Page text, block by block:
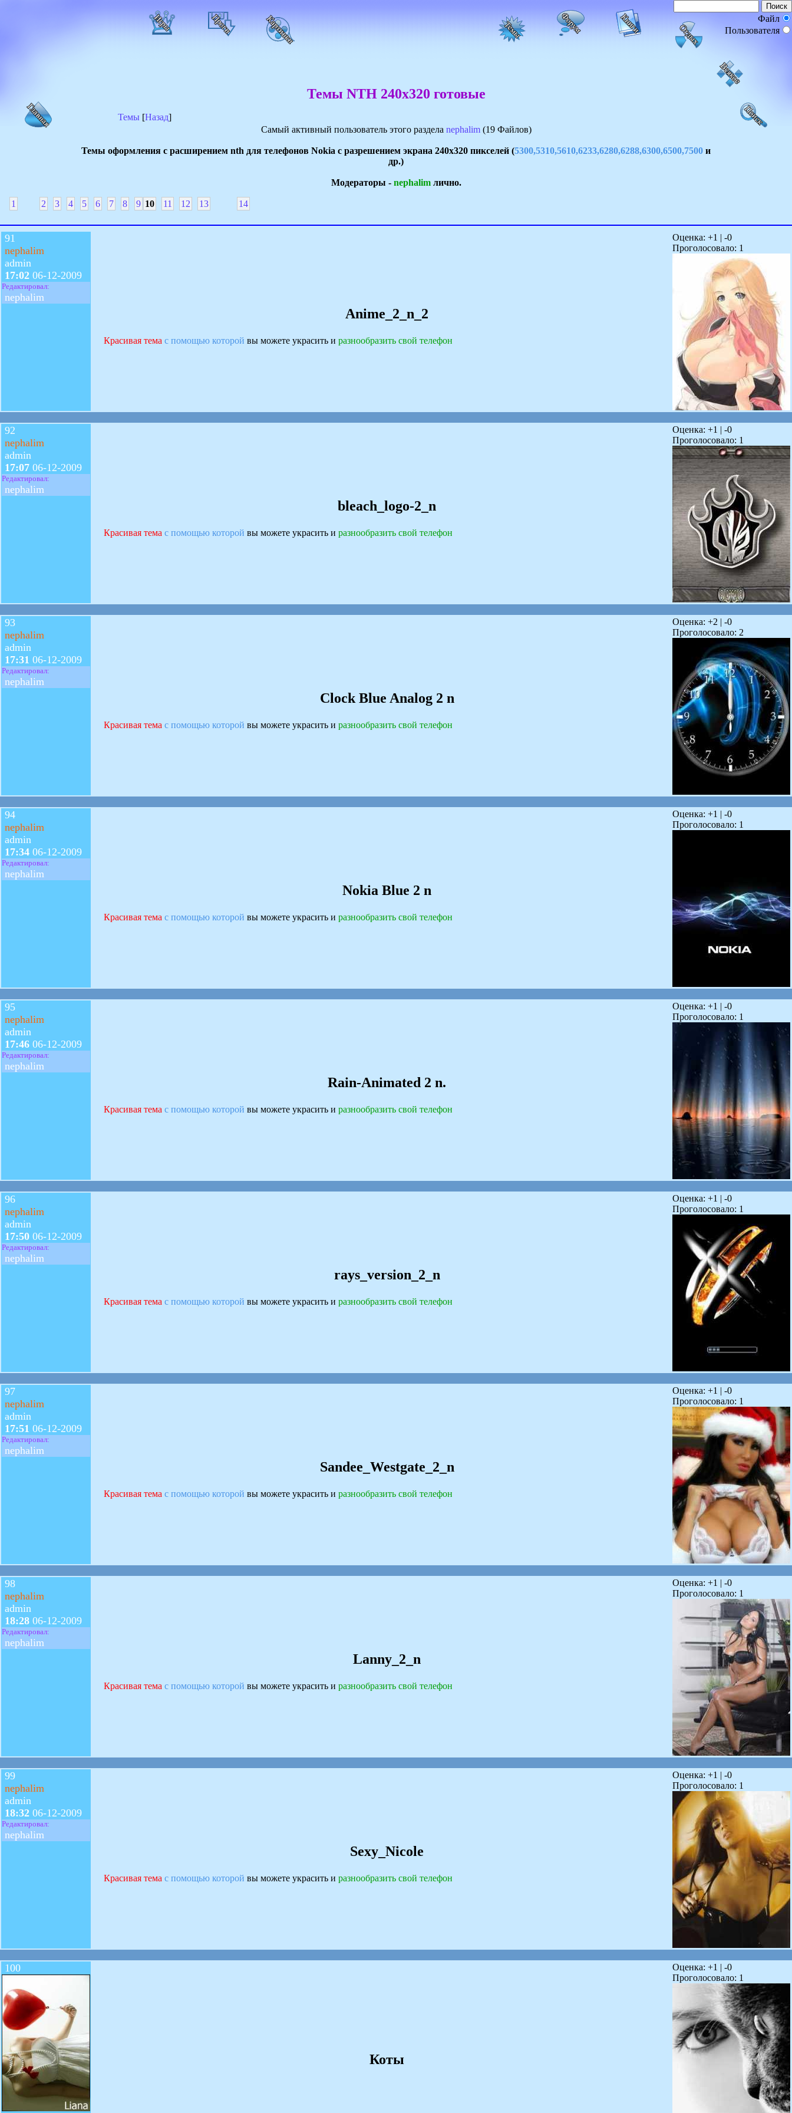
Файл
Пользователя
Темы [Назад]
Темы NTH 240x320 готовые
Самый активный пользователь этого раздела nephalim(19 Файлов)
Темы оформления с расширением nth для телефонов Nokia с разрешением экрана 240x320 пикселей (5300,5310,5610,6233,6280,6288,6300,6500,7500 и
др.)
Модераторы - nephalim лично.
1 2 3 4 5 6 7 8 9 10 11 12 13 14
91
nephalim
admin
17:02 06-12-2009
Редактировал:
nephalim
Anime_2_n_2
Красивая тема с помощью которой вы можете украсить и разнообразить свой телефон
Оценка: +1 | -0
Проголосовало: 1
92
nephalim
admin
17:07 06-12-2009
Редактировал:
nephalim
bleach_logo-2_n
Красивая тема с помощью которой вы можете украсить и разнообразить свой телефон
Оценка: +1 | -0
Проголосовало: 1
93
nephalim
admin
17:31 06-12-2009
Редактировал:
nephalim
Clock Blue Analog 2 n
Красивая тема с помощью которой вы можете украсить и разнообразить свой телефон
Оценка: +2 | -0
Проголосовало: 2
94
nephalim
admin
17:34 06-12-2009
Редактировал:
nephalim
Nokia Blue 2 n
Красивая тема с помощью которой вы можете украсить и разнообразить свой телефон
Оценка: +1 | -0
Проголосовало: 1
95
nephalim
admin
17:46 06-12-2009
Редактировал:
nephalim
Rain-Animated 2 n.
Красивая тема с помощью которой вы можете украсить и разнообразить свой телефон
Оценка: +1 | -0
Проголосовало: 1
96
nephalim
admin
17:50 06-12-2009
Редактировал:
nephalim
rays_version_2_n
Красивая тема с помощью которой вы можете украсить и разнообразить свой телефон
Оценка: +1 | -0
Проголосовало: 1
97
nephalim
admin
17:51 06-12-2009
Редактировал:
nephalim
Sandee_Westgate_2_n
Красивая тема с помощью которой вы можете украсить и разнообразить свой телефон
Оценка: +1 | -0
Проголосовало: 1
98
nephalim
admin
18:28 06-12-2009
Редактировал:
nephalim
Lanny_2_n
Красивая тема с помощью которой вы можете украсить и разнообразить свой телефон
Оценка: +1 | -0
Проголосовало: 1
99
nephalim
admin
18:32 06-12-2009
Редактировал:
nephalim
Sexy_Nicole
Красивая тема с помощью которой вы можете украсить и разнообразить свой телефон
Оценка: +1 | -0
Проголосовало: 1
100
Коты
Оценка: +1 | -0
Проголосовало: 1